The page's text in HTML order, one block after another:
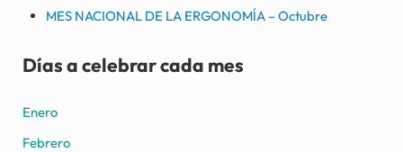
MES NACIONAL DE LA ERGONOMÍA – Octubre
Días a celebrar cada mes
Enero
Febrero